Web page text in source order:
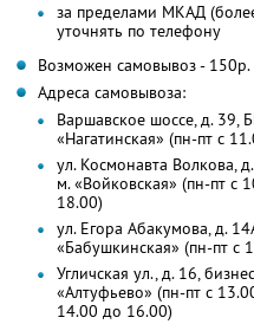
за пределами МКАД
уточнять по телефону
Возможен самовывоз - 150р.
Адреса самовывоза:
Варшавское шоссе, д. 39,
«Нагатинская» (пн-пт с
ул. Космонавта Волкова,
м. «Войковская» (пн-пт с
18.00)
ул. Егора Абакумова, д.
«Бабушкинская» (пн-пт с
Угличская ул., д. 16,
«Алтуфьево» (пн-пт с
14.00 до 16.00)